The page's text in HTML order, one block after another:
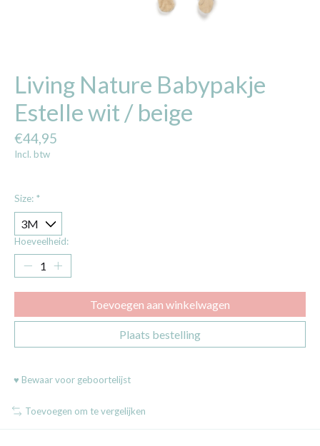
Living Nature Babypakje
Estelle wit / beige
€44,95
Incl. btw
Size: *
Hoeveelheid:
Toevoegen aan winkelwagen
Plaats bestelling
♥ Bewaar voor geboortelijst
Toevoegen om te vergelijken